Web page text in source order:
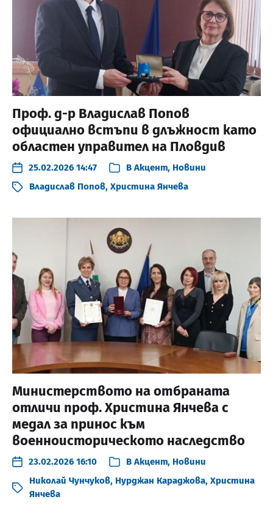
Проф. д-р Владислав Попов
официално встъпи в длъжност като
областен управител на Пловдив
25.02.2026 14:47 В Акцент, Новини
Владислав Попов, Христина Янчева
Министерството на отбраната
отличи проф. Христина Янчева с
медал за принос към
военноисторическото наследство
23.02.2026 16:10 В Акцент, Новини
Николай Чунчуков, Нурджан Караджова, Христина
Янчева